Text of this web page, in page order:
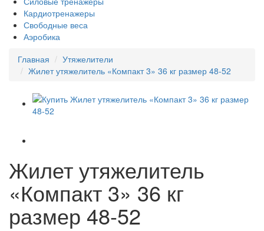
Кардиотренажеры
Свободные веса
Аэробика
Главная
Утяжелители
Жилет утяжелитель «Компакт 3» 36 кг размер 48-52
Жилет утяжелитель
«Компакт 3» 36 кг
размер 48-52